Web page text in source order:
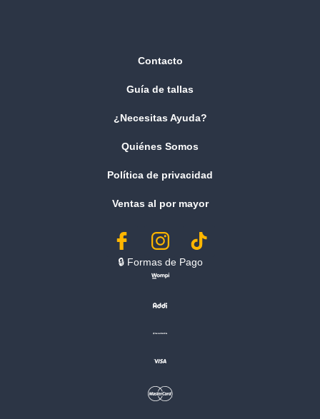
Contacto
Guía de tallas
¿Necesitas Ayuda?
Quiénes Somos
Política de privacidad
Ventas al por mayor
🔒︎ Formas de Pago